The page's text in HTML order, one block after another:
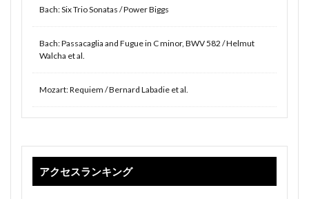
Bach: Six Trio Sonatas / Power Biggs
Bach: Passacaglia and Fugue in C minor, BWV 582 / Helmut
Walcha et al.
Mozart: Requiem / Bernard Labadie et al.
アクセスランキング